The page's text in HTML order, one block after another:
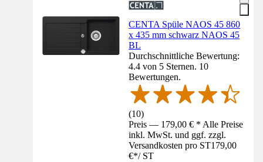
CENTA Spüle NAOS 45 860
x 435 mm schwarz NAOS 45
BL
Durchschnittliche Bewertung:
4.4 von 5 Sternen. 10
Bewertungen.
(10)
Preis — 179,00 € * Alle Preise
inkl. MwSt. und ggf. zzgl.
Versandkosten pro ST179,00
€*/ ST